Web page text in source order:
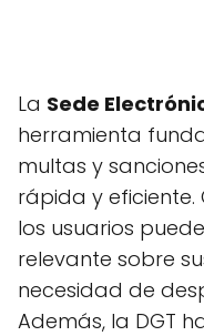
La Sede
herramienta
multas y
rápida y
los usuarios
relevante sobre
necesidad de
Además, la DGT